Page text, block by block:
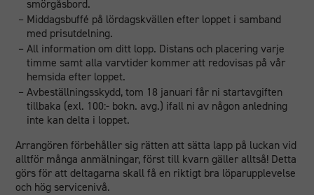
smörgåsbord.
Middagsbuffé på lördagskvällen efter loppet i samband
med prisutdelning.
All information om ditt lopp. Distans och placering varje
timme samt alla varvtider kommer att redovisas på vår
hemsida efter loppet.
Avbeställningsskydd, tom 18 januari får ni startavgiften
tillbaka (exl. 100:- bokn. avg.) ifall ni av någon anledning
inte kan delta i loppet.
Arrangören förbehåller sig rätten att sätta lapp på luckan vid
alltför många anmälningar, först till kvarn gäller alltså! Detta
görs för att deltagarna skall få en riktigt bra löparupplevelse
och hög servicenivå.